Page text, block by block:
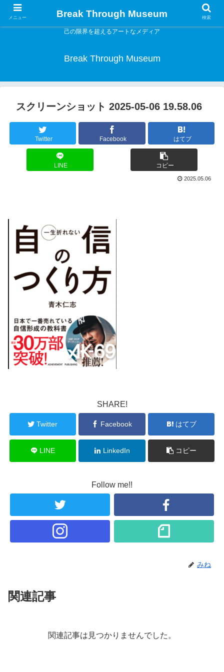
己の限界を超えるアートなメディア
Break Through Museum
スクリーンショット 2025-05-06 19.58.06
Twitter Facebook はてブ
LINE コピー
2025.05.06
SHARE!
Twitter Facebook はてブ
LINE LinkedIn コピー
Follow me!!
みね
関連記事
関連記事は見つかりませんでした。
メニュー Break Through Museum 検索